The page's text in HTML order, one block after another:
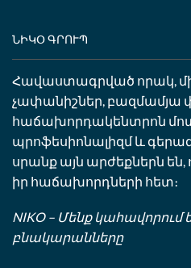
ՆԻԿՕ ԳՐՈՒՊ
Հավաստագրված որակ,
չափանիշներ, բազմամյա
հաճախորդակենտրոն
պրոֆեսիոնալիզմ և
սրանք այն արժեքներն են,
իր հաճախորդների հետ։
NIKO – Մենք կահավորում
բնակարանները